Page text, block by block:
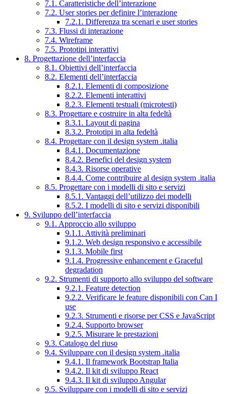
7.1. Caratteristiche dell’interazione
7.2. User stories per definire l’interazione
7.2.1. Differenza tra scenari e user stories
7.3. Flussi di interazione
7.4. Wireframe
7.5. Prototipi interattivi
8. Progettazione dell’interfaccia
8.1. Obiettivi dell’interfaccia
8.2. Elementi dell’interfaccia
8.2.1. Elementi di composizione
8.2.2. Elementi interattivi
8.2.3. Elementi testuali (microtesti)
8.3. Progettare e costruire in alta fedeltà
8.3.1. Layout di pagina
8.3.2. Prototipi in alta fedeltà
8.4. Progettare con il design system .italia
8.4.1. Documentazione
8.4.2. Benefici del design system
8.4.3. Risorse operative
8.4.4. Come contribuire al design system .italia
8.5. Progettare con i modelli di sito e servizi
8.5.1. Vantaggi dell’utilizzo dei modelli
8.5.2. I modelli di sito e servizi disponibili
9. Sviluppo dell’interfaccia
9.1. Approccio allo sviluppo
9.1.1. Attività preliminari
9.1.2. Web design responsivo e accessibile
9.1.3. Mobile first
9.1.4. Progressive enhancement e Graceful
degradation
9.2. Strumenti di supporto allo sviluppo del software
9.2.1. Feature detection
9.2.2. Verificare le feature disponibili con Can I
use
9.2.3. Strumenti e risorse per CSS e JavaScript
9.2.4. Supporto browser
9.2.5. Misurare le prestazioni
9.3. Catalogo del riuso
9.4. Sviluppare con il design system .italia
9.4.1. Il framework Bootstrap Italia
9.4.2. Il kit di sviluppo React
9.4.3. Il kit di sviluppo Angular
9.5. Sviluppare con i modelli di sito e servizi